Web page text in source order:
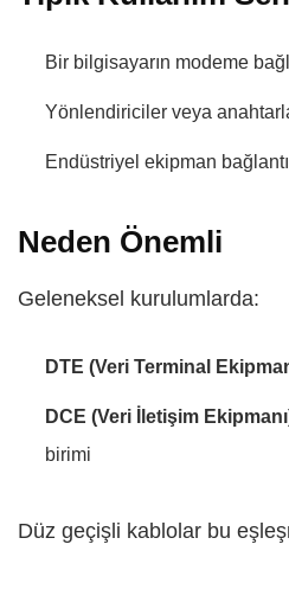
Bir bilgisayarın modeme
Yönlendiriciler veya
Endüstriyel ekipman
Neden Önemli
Geleneksel kurulumlarda:
DTE (Veri Terminal
DCE (Veri İletişim
birimi
Düz geçişli kablolar bu